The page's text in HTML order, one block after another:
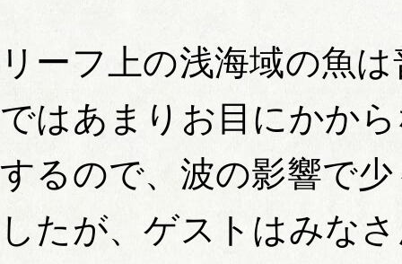
リーフ上の浅海域の魚
ではあまりお目にかか
するので、波の影響で
したが、ゲストはみな